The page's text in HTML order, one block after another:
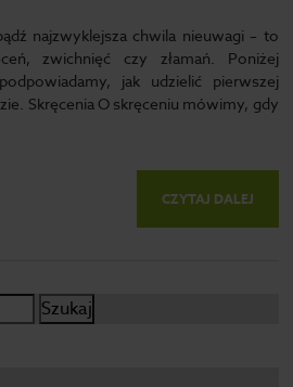
najzwyklejsza chwila nieuwagi – to
zwichnięć czy złamań. Poniżej
jak udzielić pierwszej
Skręcenia O skręceniu mówimy, gdy
CZYTAJ DALEJ